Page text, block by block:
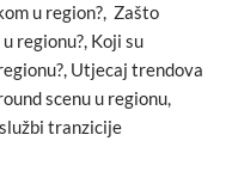
u region?, Zašto
regionu?, Koji su
Utjecaj trendova
scenu u regionu,
tranzicije